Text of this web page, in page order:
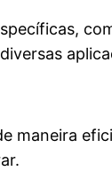
maneira